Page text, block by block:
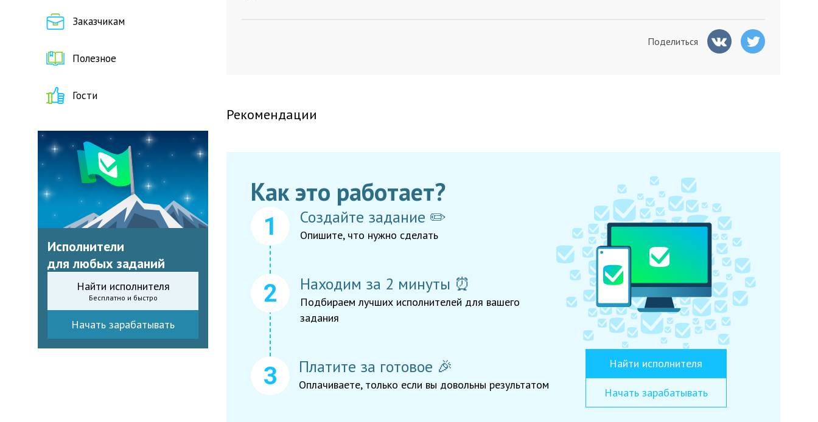
Заказчикам
Полезное
Гости
Исполнители
для любых заданий
Найти исполнителя
Бесплатно и быстро
Начать зарабатывать
Поделиться
Рекомендации
Как это работает?
Создайте задание ✏️
Опишите, что нужно сделать
Находим за 2 минуты ⏰
Подбираем лучших исполнителей для вашего
задания
Платите за готовое 🎉
Оплачиваете, только если вы довольны результатом
Найти исполнителя
Начать зарабатывать